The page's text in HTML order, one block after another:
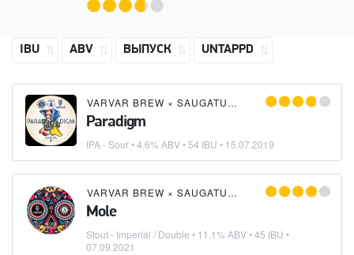
IBU ABV ВЫПУСК UNTAPPD
VARVAR BREW × SAUGATUCK BREWING COMPANY
Paradigm
IPA - Sour• 4.6% ABV • 54 IBU • 15.07.2019
VARVAR BREW × SAUGATUCK BREWING COMPANY
Mole
Stout - Imperial / Double • 11.1% ABV • 45 IBU •
07.09.2021